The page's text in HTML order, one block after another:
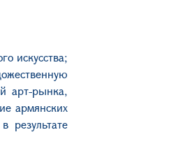
искусства;
арт-рынка,
армянских
результате